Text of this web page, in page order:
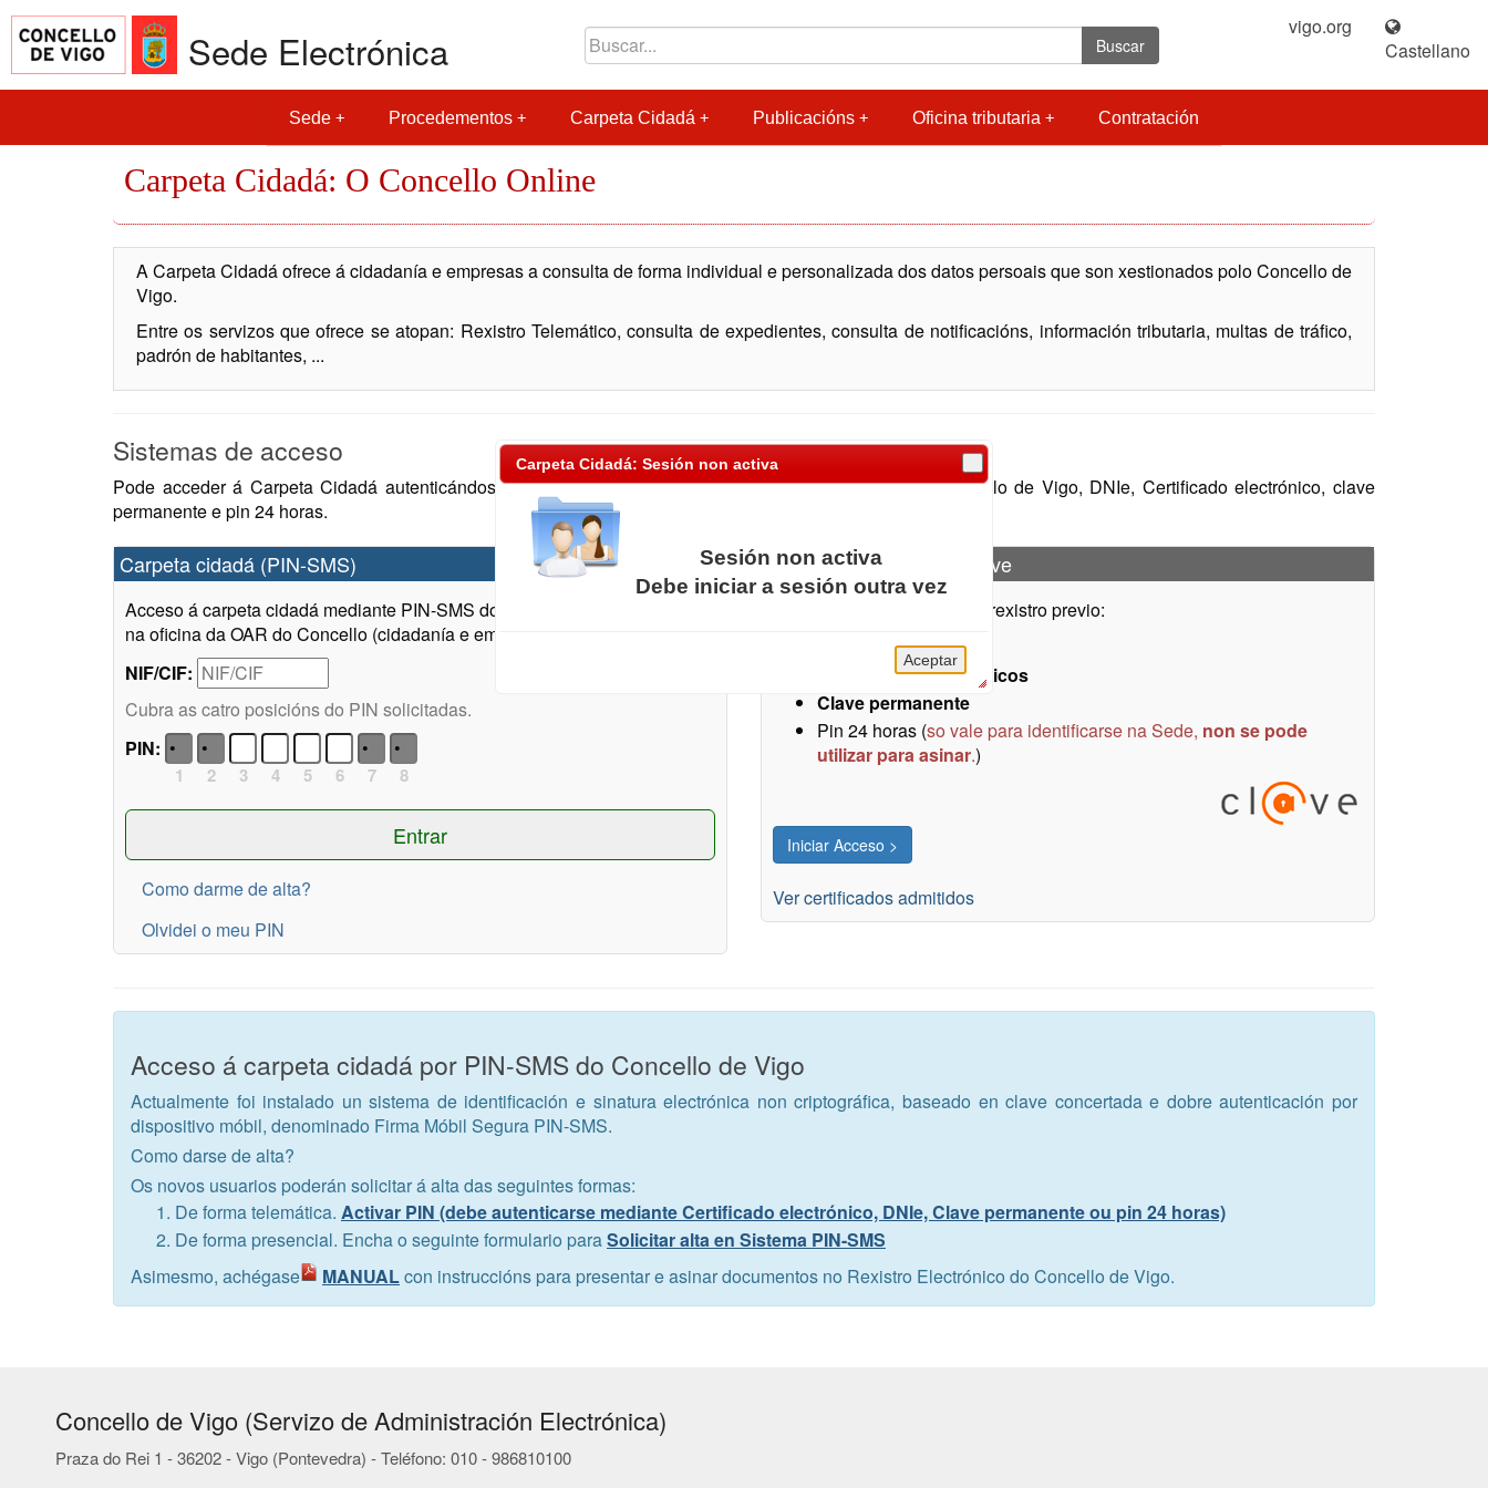
Sede Electrónica Buscar
vigo.org
Castellano
Sede Procedementos Carpeta Cidadá Publicacións Oficina tributaria Contratación
Carpeta Cidadá: O Concello Online
A Carpeta Cidadá ofrece á cidadanía e empresas a consulta de forma individual e personalizada dos datos persoais que son xestionados polo Concello de
Vigo.
Entre os servizos que ofrece se atopan: Rexistro Telemático, consulta de expedientes, consulta de notificacións, información tributaria, multas de tráfico,
padrón de habitantes, ...
Sistemas de acceso
Pode acceder á Carpeta Cidadá autenticándose das seguintes formas: Sistema Chave PIN-SMS do Concello de Vigo, DNIe, Certificado electrónico, clave
permanente e pin 24 horas.
Carpeta cidadá (PIN-SMS)
Acceso á carpeta cidadá mediante PIN-SMS do Concello de Vigo, obtido
na oficina da OAR do Concello (cidadanía e empresas).
NIF/CIF:
Cubra as catro posicións do PIN solicitadas.
PIN:
1 2 3 4 5 6 7 8
Como darme de alta?
Olvidei o meu PIN
Certificados / DNIe / Cl@ve
Acceso sen necesidade de rexistro previo:
DNI electrónico
Certificados electrónicos
Clave permanente
Pin 24 horas (so vale para identificarse na Sede, non se pode
utilizar para asinar.)
Ver certificados admitidos
Acceso á carpeta cidadá por PIN-SMS do Concello de Vigo
Actualmente foi instalado un sistema de identificación e sinatura electrónica non criptográfica, baseado en clave concertada e dobre autenticación por
dispositivo móbil, denominado Firma Móbil Segura PIN-SMS.
Como darse de alta?
Os novos usuarios poderán solicitar á alta das seguintes formas:
De forma telemática. Activar PIN (debe autenticarse mediante Certificado electrónico, DNIe, Clave permanente ou pin 24 horas)
De forma presencial. Encha o seguinte formulario paraSolicitar alta en Sistema PIN-SMS
Asimesmo, achégase
MANUALcon instruccións para presentar e asinar documentos no Rexistro Electrónico do Concello de Vigo.
Concello de Vigo (Servizo de Administración Electrónica)
Praza do Rei 1 - 36202 - Vigo (Pontevedra) - Teléfono: 010 - 986810100
Carpeta Cidadá: Sesión non activa
Sesión non activa
Debe iniciar a sesión outra vez
Aceptar